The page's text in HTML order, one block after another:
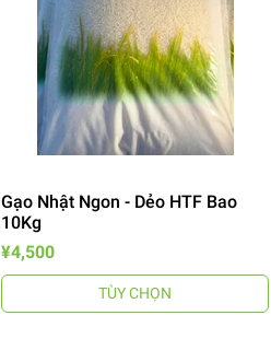
Gạo Nhật Ngon - Dẻo HTF Bao
10Kg
¥4,500
TÙY CHỌN